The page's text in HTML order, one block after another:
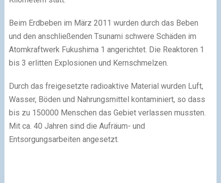
Beim Erdbeben im März 2011 wurden durch das Beben
und den anschließenden Tsunami schwere Schäden im
Atomkraftwerk Fukushima 1 angerichtet. Die Reaktoren 1
bis 3 erlitten Explosionen und Kernschmelzen.
Durch das freigesetzte radioaktive Material wurden Luft,
Wasser, Böden und Nahrungsmittel kontaminiert, so dass
bis zu 150000 Menschen das Gebiet verlassen mussten.
Mit ca. 40 Jahren sind die Aufräum- und
Entsorgungsarbeiten angesetzt.